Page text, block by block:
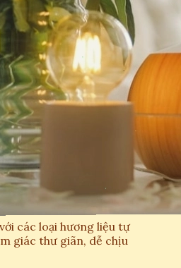
các loại hương liệu tự
giác thư giãn, dễ chịu